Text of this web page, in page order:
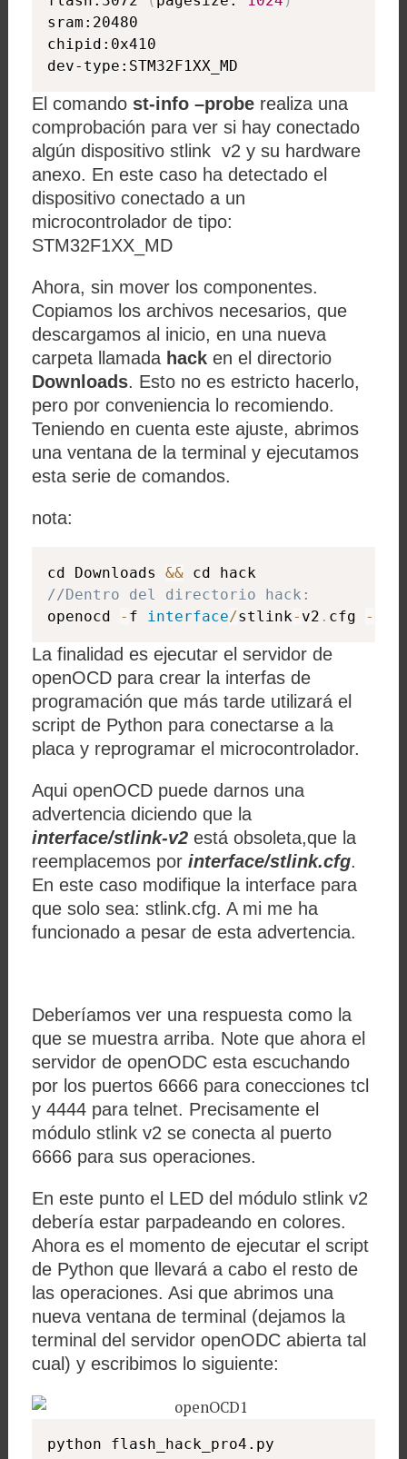
sram:20480
chipid:0x410
dev-type:STM32F1XX_MD
El comando st-info –probe realiza una
comprobación para ver si hay conectado
algún dispositivo stlink v2 y su hardware
anexo. En este caso ha detectado el
dispositivo conectado a un
microcontrolador de tipo:
STM32F1XX_MD
Ahora, sin mover los componentes.
Copiamos los archivos necesarios, que
descargamos al inicio, en una nueva
carpeta llamada hack en el directorio
Downloads. Esto no es estricto hacerlo,
pero por conveniencia lo recomiendo.
Teniendo en cuenta este ajuste, abrimos
una ventana de la terminal y ejecutamos
esta serie de comandos.
nota:
cd Downloads &&
cd hack
//Dentro del directorio hack:
openocd
- f interface/stlink- v2 . cfg -
La finalidad es ejecutar el servidor de
openOCD para crear la interfas de
programación que más tarde utilizará el
script de Python para conectarse a la
placa y reprogramar el microcontrolador.
Aqui openOCD puede darnos una
advertencia diciendo que la
interface/stlink-v2 está obsoleta,que la
reemplacemos porinterface/stlink.cfg.
En este caso modifique la interface para
que solo sea: stlink.cfg. A mi me ha
funcionado a pesar de esta advertencia.
Deberíamos ver una respuesta como la
que se muestra arriba. Note que ahora el
servidor de openODC esta escuchando
por los puertos 6666 para conecciones tcl
y 4444 para telnet. Precisamente el
módulo stlink v2 se conecta al puerto
6666 para sus operaciones.
En este punto el LED del módulo stlink v2
debería estar parpadeando en colores.
Ahora es el momento de ejecutar el script
de Python que llevará a cabo el resto de
las operaciones. Asi que abrimos una
nueva ventana de terminal (dejamos la
terminal del servidor openODC abierta tal
cual) y escribimos lo siguiente:
python flash_hack_pro4.py